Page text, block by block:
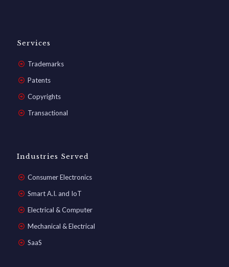
Services
Trademarks
Patents
Copyrights
Transactional
Industries Served
Consumer Electronics
Smart A.I. and IoT
Electrical & Computer
Mechanical & Electrical
SaaS